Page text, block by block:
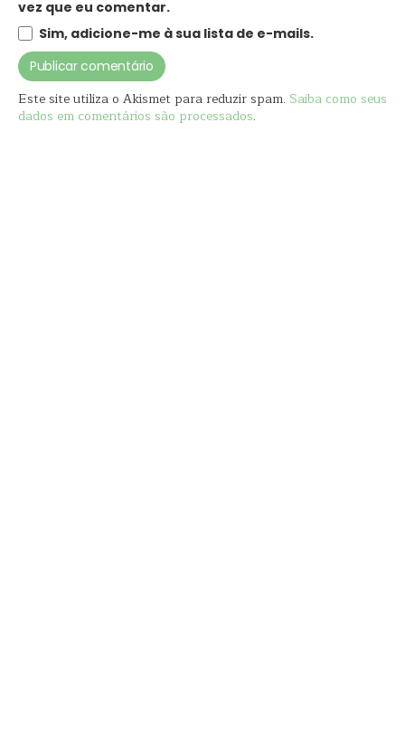
vez que eu comentar.
Sim, adicione-me à sua lista de e-mails.
Este site utiliza o Akismet para reduzir spam. Saiba como seus
dados em comentários são processados.